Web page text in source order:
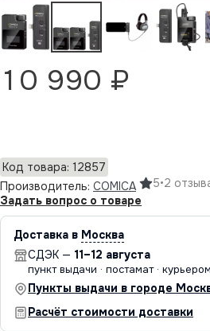
10 990 ₽
Код товара: 12857
Производитель: COMICA 5•2
Задать вопрос о товаре
Доставка в Москва
СДЭК — 11–12 августа
пункт выдачи · постамат · курьером
Пункты выдачи в городе
Расчёт стоимости доставки